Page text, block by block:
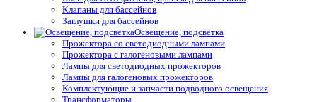
Клапаны для бассейнов
Заглушки для бассейнов
Освещение, подсветка
Прожектора со светодиодными лампами
Прожектора с галогеновыми лампами
Лампы для светодиодных прожекторов
Лампы для галогеновых прожекторов
Комплектующие и запчасти подводного освещения
Трансформаторы